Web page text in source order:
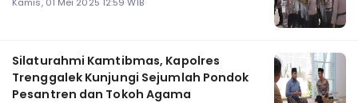
Silaturahmi Kamtibmas, Kapolres
Trenggalek Kunjungi Sejumlah Pondok
Pesantren dan Tokoh Agama